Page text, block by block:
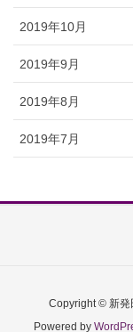
2019年10月
2019年9月
2019年8月
2019年7月
Copyright © 新発
Powered by